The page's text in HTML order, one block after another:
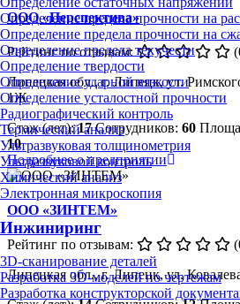
Определение предела прочности на
Определение предела прочности на
Определение предела текучести
Определение твердости
Определение ударной вязкости
Определение усталостной прочности
Радиографический контроль
Термический анализ
Ультразвуковая толщинометрия
Ультразвуковой контроль
Химический анализ
Электронная микроскопия
Инжиниринг
3D-сканирование деталей
Разработка 3D-моделей по чертежам
Разработка конструкторской
ООО «Перспектива»
Рейтинг по отзывам:
Липецкая обл., г. Липецк, ул.
1Ж
Стаж (лет):17 Сотрудников: 60
10
Подробнее о предприятии
ООО «ЗИНТЕМ»
Рейтинг по отзывам:
Липецкая обл., г. Липецк, ул.